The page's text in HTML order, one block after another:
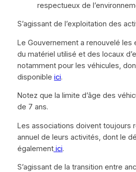
respectueux de
S’agissant de l’exploitation des
Le Gouvernement a renouvelé les
du matériel utilisé et des locaux
notamment pour les véhicules,
disponible ici.
Notez que la limite d’âge des
de 7 ans.
Les associations doivent toujours
annuel de leurs activités, dont le
égalementici.
S’agissant de la transition entre